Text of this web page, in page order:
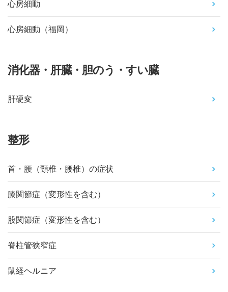
心房細動
心房細動（福岡）
消化器・肝臓・胆のう・すい臓
肝硬変
整形
首・腰（頸椎・腰椎）の症状
膝関節症（変形性を含む）
股関節症（変形性を含む）
脊柱管狭窄症
鼠経ヘルニア